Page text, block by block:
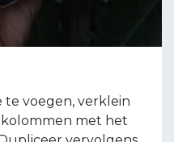
te voegen, verklein
met het